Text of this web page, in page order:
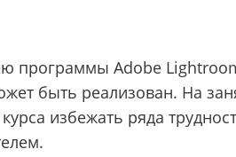
программы Adobe
быть реализован. На
избежать ряда